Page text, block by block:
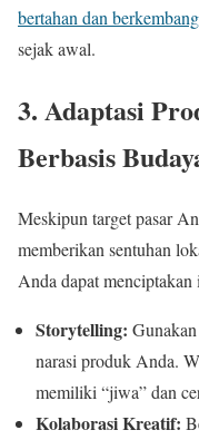
bertahan dan
sejak awal.
3. Adaptasi
Berbasis
Meskipun target pasar
memberikan sentuhan
Anda dapat
Storytelling:
narasi produk Anda.
memiliki “jiwa” dan
Kolaborasi Kreatif: